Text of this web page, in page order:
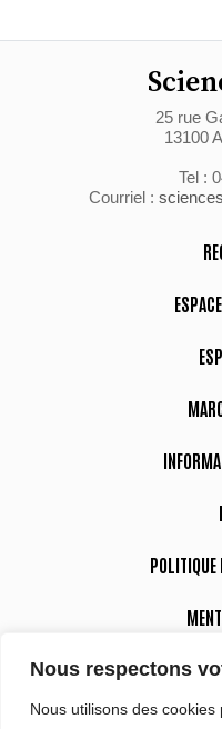
Nous respectons
Nous utilisons des
25 rue
13100
Tel :
Courriel :
POLITIQUE